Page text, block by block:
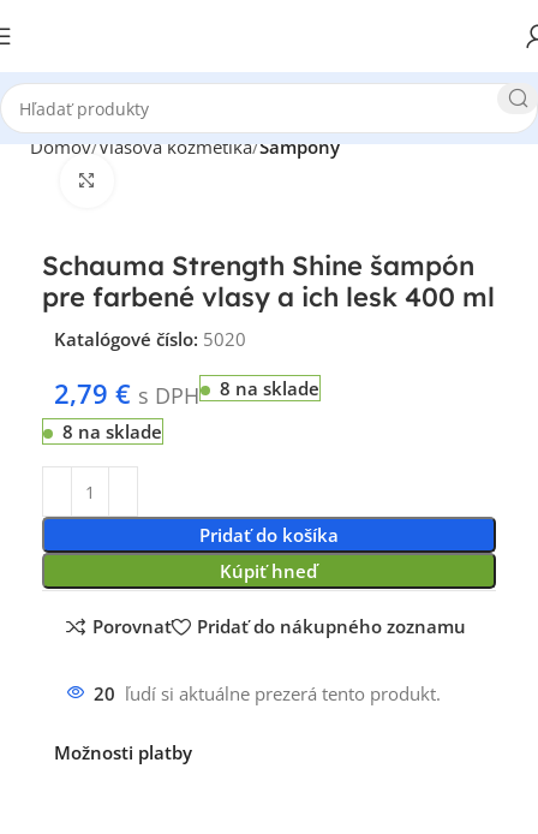
Domov Vlasová kozmetika Šampóny
Schauma Strength Shine šampón
pre farbené vlasy a ich lesk 400 ml
Katalógové číslo: 5020
2,79 € s DPH
8 na sklade
8 na sklade
Pridať do košíka
Kúpiť hneď
Porovnať Pridať do nákupného zoznamu
20 ľudí si aktuálne prezerá tento produkt.
Možnosti platby